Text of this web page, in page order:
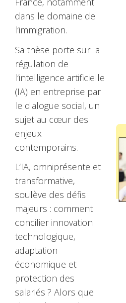
dans le domaine de
l’immigration.
Sa thèse porte sur la
régulation de
l’intelligence artificielle
(IA) en entreprise par
le dialogue social, un
sujet au cœur des
enjeux
contemporains.
L’IA, omniprésente et
transformative,
soulève des défis
majeurs : comment
concilier innovation
technologique,
adaptation
économique et
protection des
salariés ? Alors que